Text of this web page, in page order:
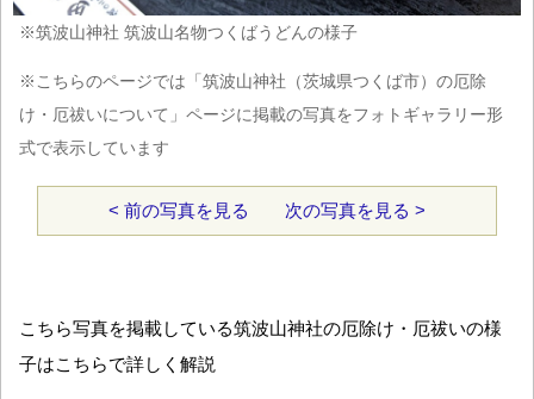
※筑波山神社 筑波山名物つくばうどんの様子
※こちらのページでは「筑波山神社（茨城県つくば市）の厄除
け・厄祓いについて」ページに掲載の写真をフォトギャラリー形
式で表示しています
< 前の写真を見る 次の写真を見る >
こちら写真を掲載している筑波山神社の厄除け・厄祓いの様
子はこちらで詳しく解説